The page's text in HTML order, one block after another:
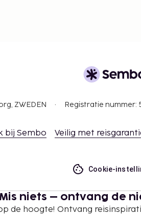
ZWEDEN Registratie nummer:
bij Sembo Veilig met
Cookie-
Mis niets – ontvang de
de hoogte! Ontvang